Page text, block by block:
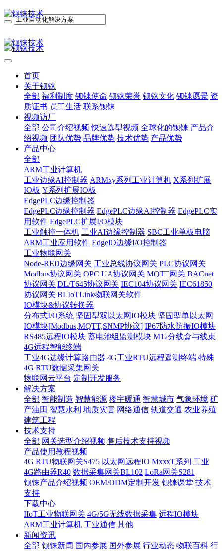
首页
关于钡铼
全部 福利制度 钡铼使命 钡铼荣誉 钡铼文化 钡铼愿景 资
质证书 员工生活 联系钡铼
视频访厂
全部 公司介绍视频 快速选型视频 全球化的钡铼 产品介
绍视频 团队优势 品牌优势 技术优势 产品优势
产品中心
全部
ARM工业计算机
工业边缘AI控制器 ARMxy系列工业计算机 X系列扩展
IO板 Y系列扩展IO板
EdgePLC边缘控制器
EdgePLC边缘控制器 EdgePLC边缘AI控制器 EdgePLC实
用软件 EdgePLC扩展I/O模块
工业触控一体机 工业AI边缘控制器 SBC工业单板电脑
ARM工业应用软件 EdgeIO边缘I/O控制器
工业物联网关
Node-RED边缘网关 工业总线协议网关 PLC协议网关
Modbus协议网关 OPC UA协议网关 MQTT网关 BACnet
协议网关 DL/T645协议网关 IEC104协议网关 IEC61850
协议网关 BLIoTLink物联网关软件
IO模块&协议转换器
分布式I/O系统 坚固型双以太网IO模块 坚固型单以太网
IO模块[Modbus,MQTT,SNMP协议] IP67防水防振IO模块
RS485远程IO模块 蓄电池组监测模块 M12分线盒与线束
4G远程智能终端
工业4G边缘计算路由器 4G工业RTU远程遥测终端 特殊
4G RTU数据采集网关
物联网云平台 定制开发服务
解决方案
全部 智能制造 智慧能源 楼宇暖通 智慧城市 气象环境 矿
产油田 智慧水利 地质灾害 网络通信 轨道交通 农业养殖
建筑工程
技术支持
全部 网关选型介绍视频 售后技术支持视频
产品使用教程视频
4G RTU物联网关S475 以太网远程IO MxxxT系列 工业
4G路由器R40 数据采集网关BL102 LoRa网关S281
钡铼产品介绍视频 OEM/ODM定制开发 钡铼课堂 技术
支持
下载中心
IIoT工业物联网关 4G/5G无线数据采集 远程IO模块
ARM工业计算机 工业通信 其他
新闻资讯
全部 钡铼新闻 国内参展 国外参展 行业动态 物联百科 行